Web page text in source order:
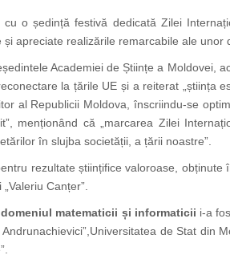
o ședință festivă dedicată Zilei
apreciate realizările remarcabile ale unor
Academiei de Științe a Moldovei,
la țările UE și a reiterat „știința
al Republicii Moldova, înscriindu-se
menționând că „marcarea Zilei
în slujba societății, a țării noastre”.
rezultate științifice valoroase,
Canțer”.
matematicii și informaticii i-a
de Stat din